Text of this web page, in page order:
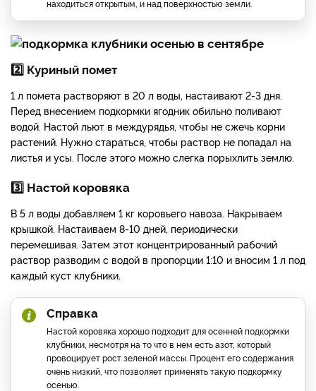
находиться открытым, и над поверхностью земли.
2️⃣ Куриный помет
1 л помета растворяют в 20 л воды, настаивают 2-3 дня.
Перед внесением подкормки ягодник обильно поливают
водой. Настой льют в междурядья, чтобы не сжечь корни
растений. Нужно стараться, чтобы раствор не попадал на
листья и усы. После этого можно слегка порыхлить землю.
3️⃣ Настой коровяка
В 5 л воды добавляем 1 кг коровьего навоза. Накрываем
крышкой. Настаиваем 8-10 дней, периодически
перемешивая. Затем этот концентрированный рабочий
раствор разводим с водой в пропорции 1:10 и вносим 1 л под
каждый куст клубники.
Справка
Настой коровяка хорошо подходит для осенней подкормки
клубники, несмотря на то что в нем есть азот, который
провоцирует рост зеленой массы. Процент его содержания
очень низкий, что позволяет применять такую подкормку
осенью.